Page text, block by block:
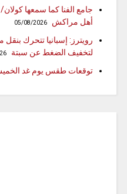
أهل مراكش
05/08/2026
رويترز: إسبانيا تتحرك بنقل
لتخفيف الضغط عن سبتة
توقعات طقس يوم غد